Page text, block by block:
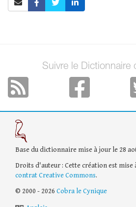
Suivre le Dictionnaire
Base du dictionnaire mise à jour le 28
Droits d'auteur : Cette création est mise
contrat Creative Commons.
© 2000 - 2026 Cobra le Cynique